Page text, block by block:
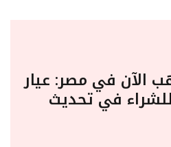
الآن في مصر: عيار
24 يسجل 6730 للشراء في تحديث